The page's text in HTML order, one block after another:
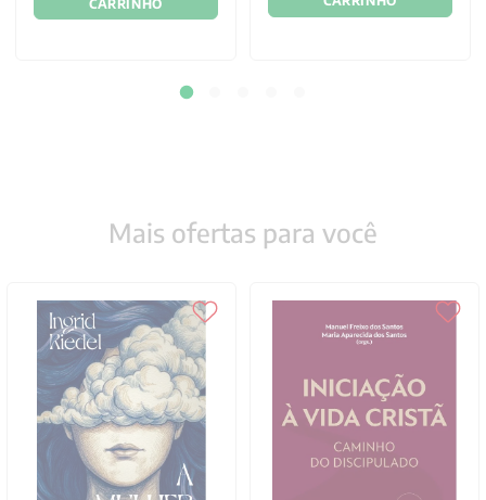
CARRINHO
Mais ofertas para você